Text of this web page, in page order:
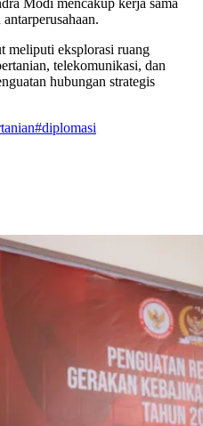
meliputi eksplorasi ruang
telekomunikasi, dan
hubungan strategis
#diplomasi